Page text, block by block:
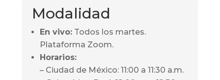
Modalidad
En vivo:Todos los martes.
Plataforma Zoom.
Horarios:
– Ciudad de México: 11:00 a 11:30 a.m.